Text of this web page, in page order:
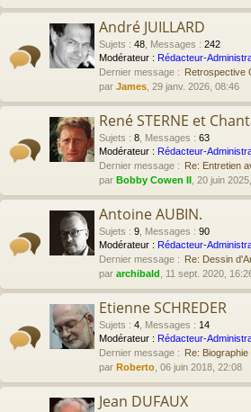
André JUILLARD
Sujets : 48 Messages : 242
Modérateur : Rédacteur-
Dernier message : Retrospective
par James , 29 janv. 2026, 08:46
René STERNE et
Sujets : 8 Messages : 63
Modérateur : Rédacteur-
Dernier message : Re: Entretien
par Bobby Cowen II , 20 juin
Antoine AUBIN.
Sujets : 9 Messages : 90
Modérateur : Rédacteur-
Dernier message : Re: Dessin
par archibald , 11 sept. 2020,
Etienne SCHREDER
Sujets : 4 Messages : 14
Modérateur : Rédacteur-
Dernier message : Re: Biographie
par Roberto , 06 juin 2018, 22:08
Jean DUFAUX